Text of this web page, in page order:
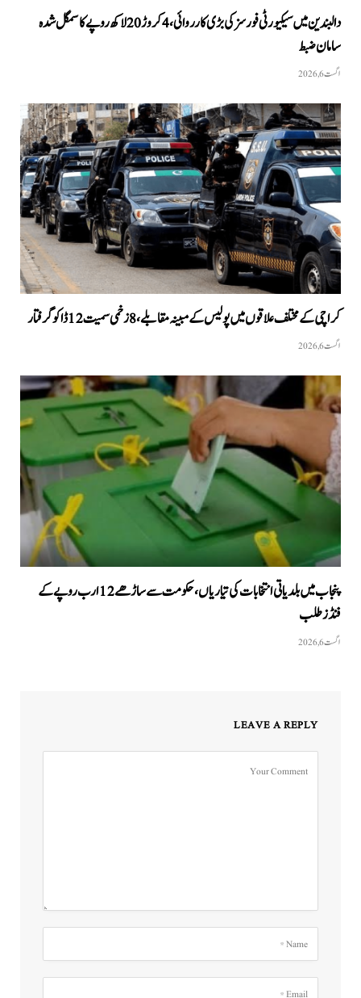
دالبندین میں سیکیورٹی فورسز کی بڑی کارروائی، 4 کروڑ 20 لاکھ روپے کا سمگل شدہ
سامان ضبط
اگست 6, 2026
کراچی کے مختلف علاقوں میں پولیس کے مبینہ مقابلے، 8 زخمی سمیت 12 ڈاکو گرفتار
اگست 6, 2026
پنجاب میں بلدیاتی انتخابات کی تیاریاں، حکومت سے ساڑھے 12 ارب روپے کے
فنڈز طلب
اگست 6, 2026
LEAVE A REPLY